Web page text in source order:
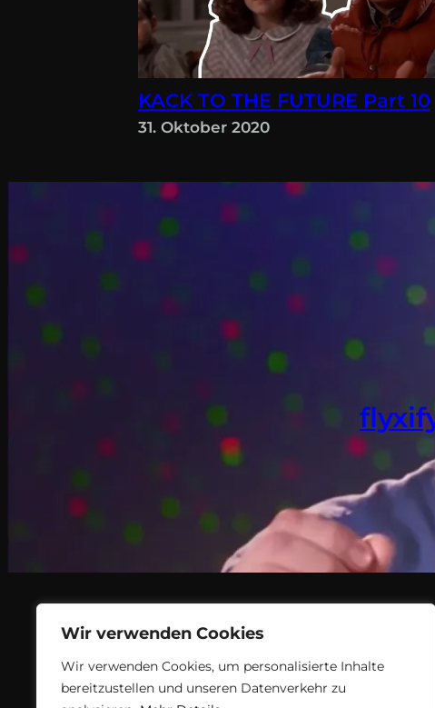
Wir verwenden Cookies
Wir verwenden Cookies, um personalisierte Inhalte
bereitzustellen und unseren Datenverkehr zu
KACK TO THE FUTURE Part 10
31. Oktober 2020